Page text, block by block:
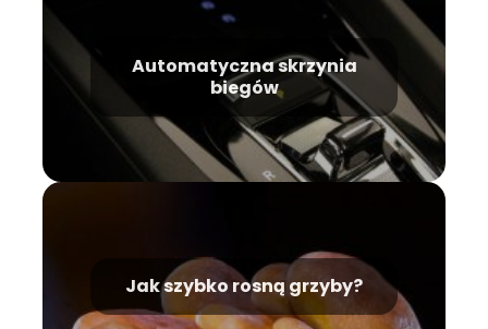
Automatyczna skrzynia
biegów
Jak szybko rosną grzyby?